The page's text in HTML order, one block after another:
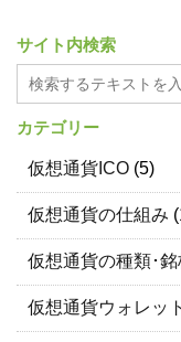
サイト内検索
カテゴリー
仮想通貨ICO (5)
仮想通貨の仕組み
仮想通貨の種類･銘
仮想通貨ウォレッ